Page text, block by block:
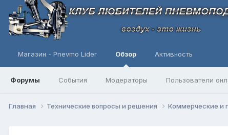
Магазин - Pnevmo Lider Обзор
Форумы События Модераторы Пользователи
Активность
Главная Технические вопросы и решения Коммерческие и